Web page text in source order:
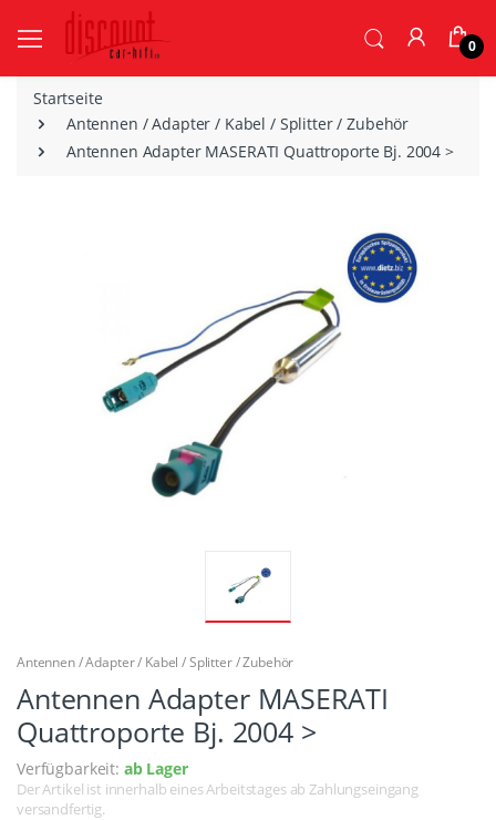
0
Startseite
Antennen / Adapter / Kabel / Splitter / Zubehör
Antennen Adapter MASERATI Quattroporte Bj. 2004 >
Antennen / Adapter / Kabel / Splitter / Zubehör
Antennen Adapter MASERATI
Quattroporte Bj. 2004 >
Verfügbarkeit: ab Lager
Der Artikel ist innerhalb eines Arbeitstages ab Zahlungseingang
versandfertig.